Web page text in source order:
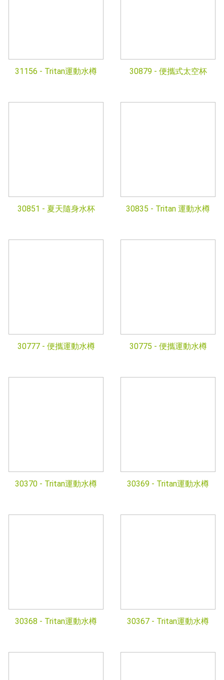
31156 - Tritan運動水樽 30879 - 便攜式太空杯
30851 - 夏天隨身水杯 30835 - Tritan 運動水樽
30777 - 便攜運動水樽 30775 - 便攜運動水樽
30370 - Tritan運動水樽 30369 - Tritan運動水樽
30368 - Tritan運動水樽 30367 - Tritan運動水樽